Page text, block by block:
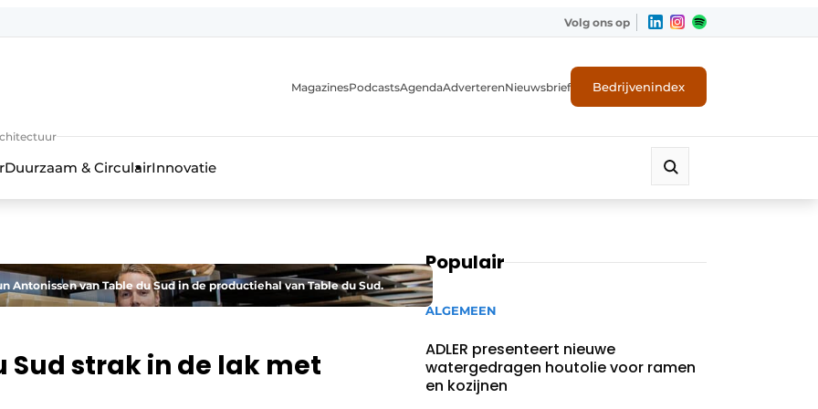
Volg ons op
MagazinesPodcastsAgendaAdverterenNieuwsbrief Bedrijvenindex
Duurzaam & CirculairInnovatie
Antonissen van Table du Sud in de productiehal van Table du Sud.
Sud strak in de lak met
Populair
ALGEMEEN
ADLER presenteert nieuwe
watergedragen houtolie voor ramen
en kozijnen